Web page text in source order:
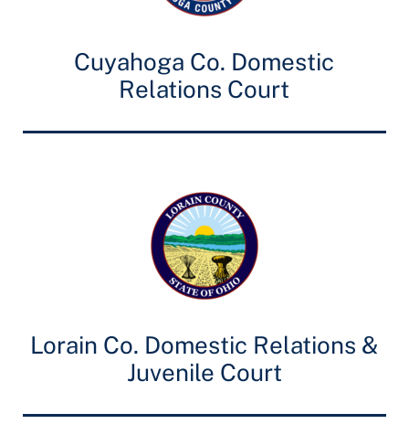
Cuyahoga Co. Domestic
Relations Court
Lorain Co. Domestic Relations &
Juvenile Court